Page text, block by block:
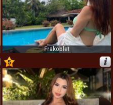
Frakoblet
5
62